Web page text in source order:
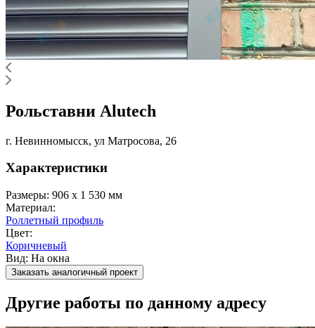
Рольставни Alutech
г. Невинномысск, ул Матросова, 26
Характеристики
Размеры: 906 x 1 530 мм
Материал:
Роллетный профиль
Цвет:
Коричневый
Вид: На окна
Заказать аналогичный проект
Другие работы по данному адресу